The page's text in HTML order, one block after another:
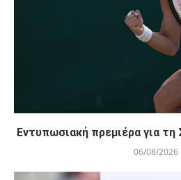
Εντυπωσιακή πρεμιέρα για
06/08/2026